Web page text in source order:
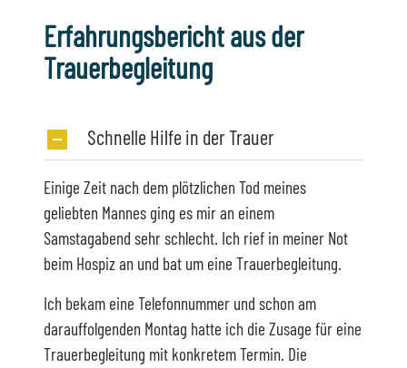
Erfahrungsbericht aus der
Trauerbegleitung
Schnelle Hilfe in der Trauer
Einige Zeit nach dem plötzlichen Tod meines
geliebten Mannes ging es mir an einem
Samstagabend sehr schlecht. Ich rief in meiner Not
beim Hospiz an und bat um eine Trauerbegleitung.
Ich bekam eine Telefonnummer und schon am
darauffolgenden Montag hatte ich die Zusage für eine
Trauerbegleitung mit konkretem Termin. Die